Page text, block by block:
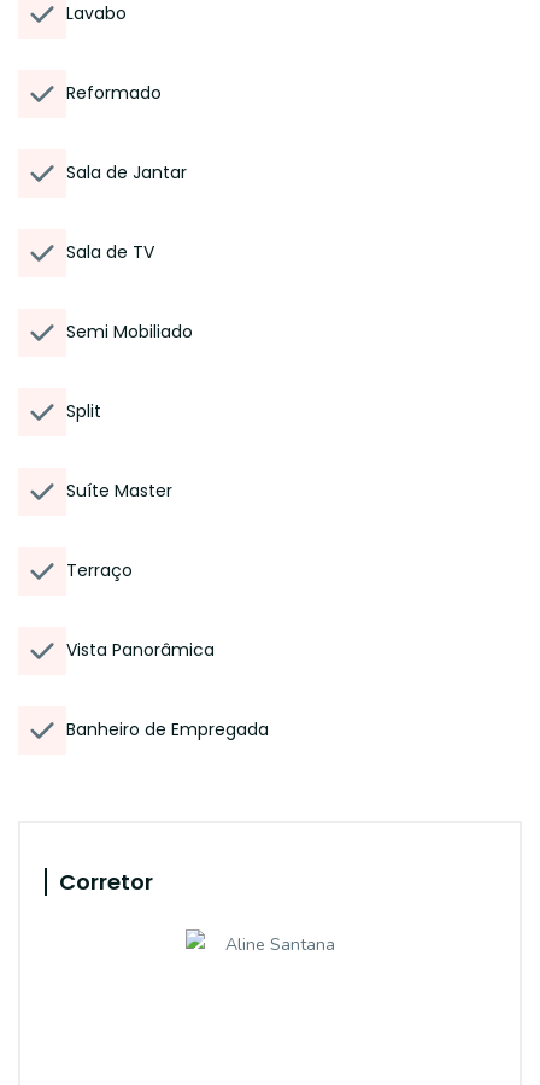
Lavabo
Reformado
Sala de Jantar
Sala de TV
Semi Mobiliado
Split
Suíte Master
Terraço
Vista Panorâmica
Banheiro de Empregada
Corretor